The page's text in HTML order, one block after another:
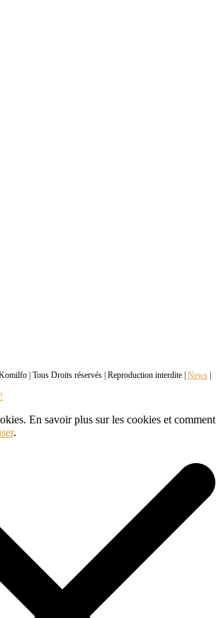
| Tous Droits réservés | Reproduction interdite | News
En savoir plus sur les cookies et comment
.